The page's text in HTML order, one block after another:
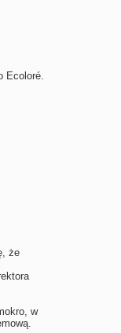
Ecoloré.
że
w